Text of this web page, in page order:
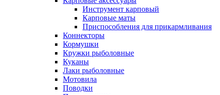
Инструмент карповый
Карповые маты
Приспособления для прикармливания
Коннекторы
Кормушки
Кружки рыболовные
Куканы
Лаки рыболовные
Мотовила
Поводки